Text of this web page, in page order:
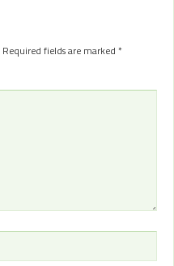
Required fields are marked*